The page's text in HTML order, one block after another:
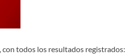
con todos los resultados registrados: